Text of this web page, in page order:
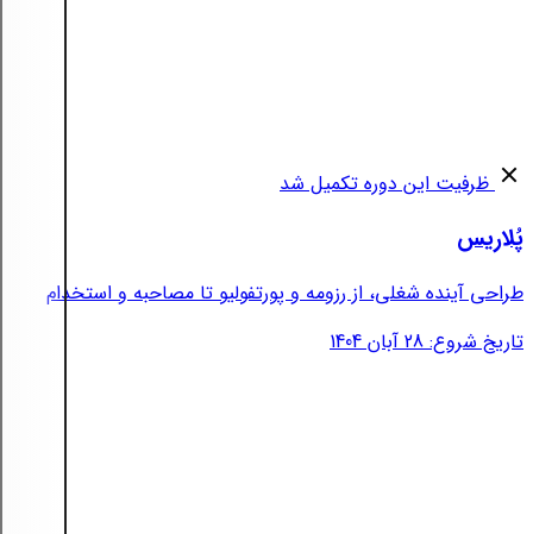
ظرفیت این دوره تکمیل شد
پُلاریس
طراحی آینده شغلی، از رزومه و پورتفولیو تا مصاحبه و استخدام
تاریخ شروع: 28 آبان 1404